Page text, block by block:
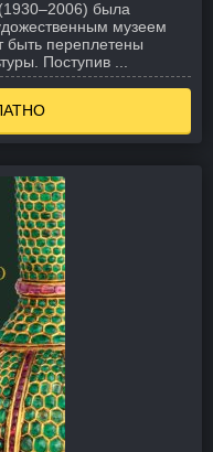
была
музеем
быть переплетены
Поступив ...